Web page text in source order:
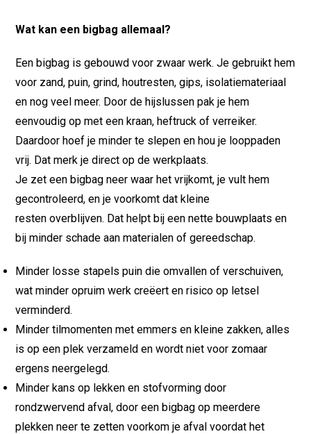
Wat kan een bigbag allemaal?
Een bigbag is gebouwd voor zwaar werk. Je gebruikt hem
voor zand, puin, grind, houtresten, gips, isolatiemateriaal
en nog veel meer. Door de hijslussen pak je hem
eenvoudig op met een kraan, heftruck of verreiker.
Daardoor hoef je minder te slepen en hou je looppaden
vrij. Dat merk je direct op de werkplaats.
Je zet een bigbag neer waar het vrijkomt, je vult hem
gecontroleerd, en je voorkomt dat kleine
resten overblijven. Dat helpt bij een nette bouwplaats en
bij minder schade aan materialen of gereedschap.
Minder losse stapels puin die omvallen of verschuiven,
wat minder opruim werk creëert en risico op letsel
verminderd.
Minder tilmomenten met emmers en kleine zakken, alles
is op een plek verzameld en wordt niet voor zomaar
ergens neergelegd.
Minder kans op lekken en stofvorming door
rondzwervend afval, door een bigbag op meerdere
plekken neer te zetten voorkom je afval voordat het